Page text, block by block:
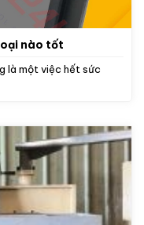
nào tốt
là một việc hết sức